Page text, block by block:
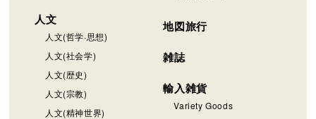
人文
人文(哲学·思想)
人文(社会学)
人文(歴史)
人文(宗教)
人文(精神世界)
地図旅行
雑誌
輸入雑貨
Variety Goods